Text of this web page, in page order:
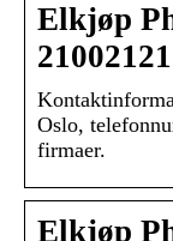
Elkjøp
Oslo,
firmaer.
Elkjøp